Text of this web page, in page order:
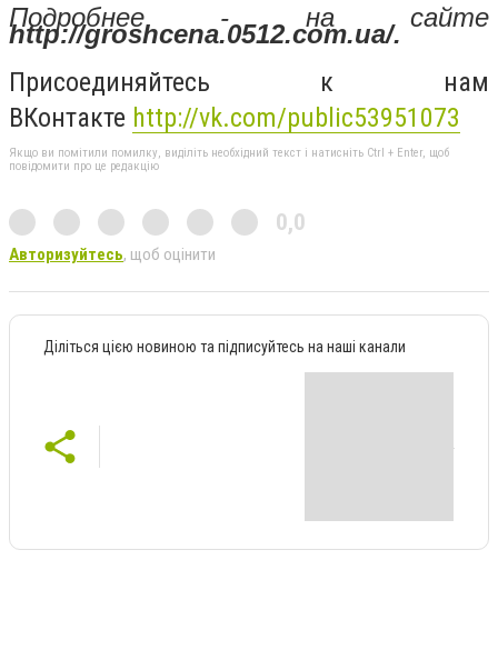
Подробнее - на сайте
http://groshcena.0512.com.ua/.
Присоединяйтесь к нам
ВКонтакте http://vk.com/public53951073
Якщо ви помітили помилку, виділіть необхідний текст і натисніть Ctrl + Enter, щоб
повідомити про це редакцію
0,0
Авторизуйтесь, щоб оцінити
Діліться цією новиною та підписуйтесь на наші канали